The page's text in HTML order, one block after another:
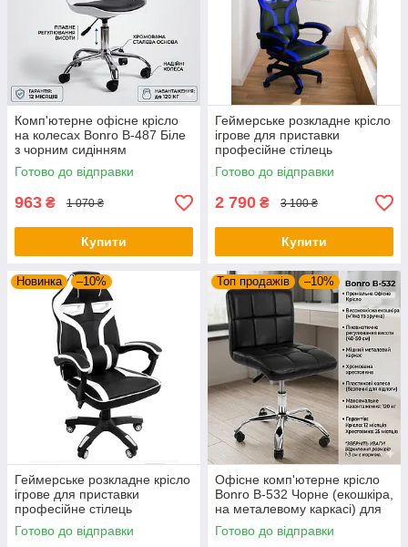
Комп'ютерне офісне крісло
на колесах Bonro B-487 Біле
з чорним сидінням
(поворотне, екошкіра, до 120
кг)
Готово до відправки
963 ₴ 1 070 ₴
Купити
Геймерське розкладне крісло
ігрове для приставки
професійне стілець
комп'ютерний Bonro B 8-2-7
синій
Готово до відправки
2 790 ₴ 3 100 ₴
Купити
Новинка –10%
Геймерське розкладне крісло
ігрове для приставки
професійне стілець
комп'ютерний Bonro B 8 2 7
білий
Готово до відправки
Топ продажів –10%
Офісне комп'ютерне крісло
Bonro B-532 Чорне (екошкіра,
на металевому каркасі) для
роботи та дому
Готово до відправки